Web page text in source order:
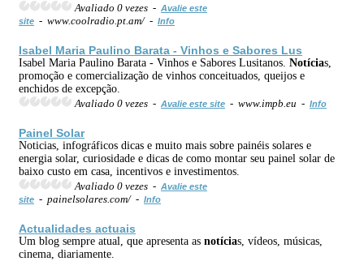
Avaliado 0 vezes - Avalie este
site - www.coolradio.pt.am/ - Info
Isabel Maria Paulino Barata - Vinhos e Sabores Lus
Isabel Maria Paulino Barata - Vinhos e Sabores Lusitanos. Notícias,
promoção e comercialização de vinhos conceituados, queijos e
enchidos de excepção.
Avaliado 0 vezes - Avalie este site - www.impb.eu - Info
Painel Solar
Noticias, infográficos dicas e muito mais sobre painéis solares e
energia solar, curiosidade e dicas de como montar seu painel solar de
baixo custo em casa, incentivos e investimentos.
Avaliado 0 vezes - Avalie este
site - painelsolares.com/ - Info
Actualidades actuais
Um blog sempre atual, que apresenta as notícias, vídeos, músicas,
cinema, diariamente.